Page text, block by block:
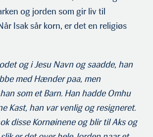
og jorden som gir liv til
Isak sår korn, er det en religiøs
og i Jesu Navn og saadde, han
med Hænder paa, men
som et Barn. Han hadde Omhu
Kast, han var venlig og resigneret.
disse Kornøinene og blir til Aks og